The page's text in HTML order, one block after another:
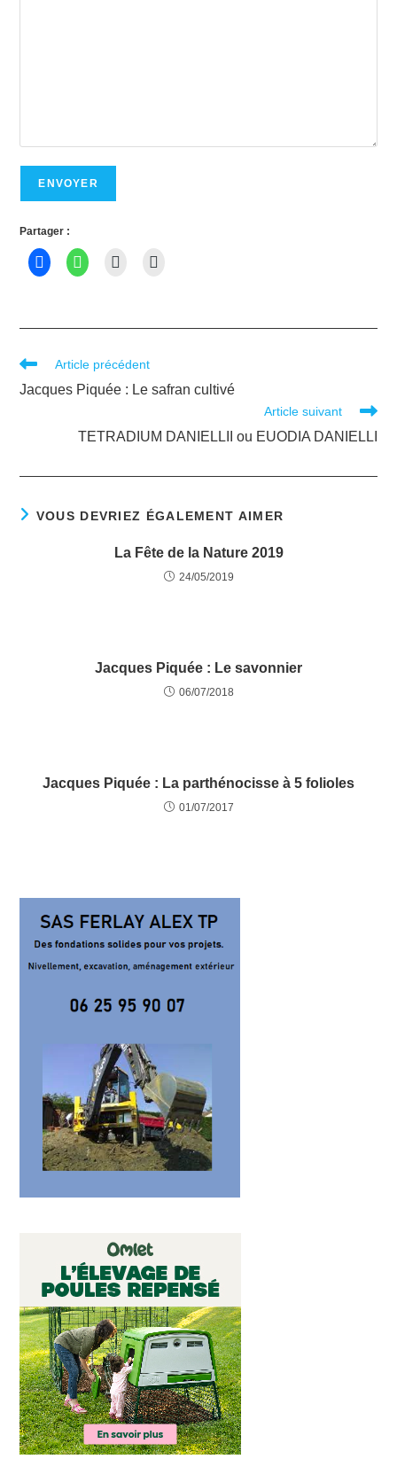
ENVOYER
Partager :
Article précédent
Jacques Piquée : Le safran cultivé
Article suivant
TETRADIUM DANIELLII ou EUODIA DANIELLI
VOUS DEVRIEZ ÉGALEMENT AIMER
La Fête de la Nature 2019
24/05/2019
Jacques Piquée : Le savonnier
06/07/2018
Jacques Piquée : La parthénocisse à 5 folioles
01/07/2017